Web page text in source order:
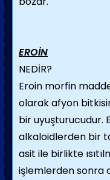
EROİN
NEDİR?
Eroin morfin
olarak afyon
bir uyuşturucudur.
alkaloidlerden bir
asit ile birlikte
işlemlerden sonra